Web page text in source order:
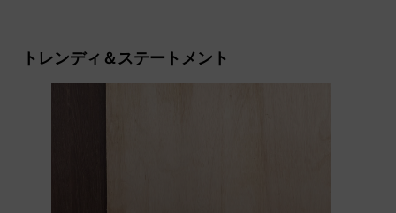
トレンディ＆ステートメント